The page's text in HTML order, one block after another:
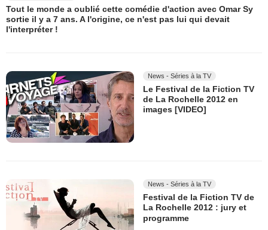
Tout le monde a oublié cette comédie d'action avec Omar Sy
sortie il y a 7 ans. A l'origine, ce n'est pas lui qui devait
l'interpréter !
News - Séries à la TV
Le Festival de la Fiction TV
de La Rochelle 2012 en
images [VIDEO]
News - Séries à la TV
Festival de la Fiction TV de
La Rochelle 2012 : jury et
programme